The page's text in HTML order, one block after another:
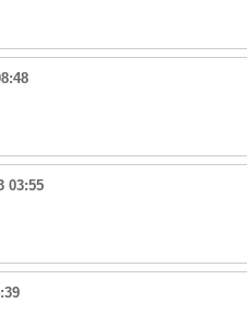
03:55